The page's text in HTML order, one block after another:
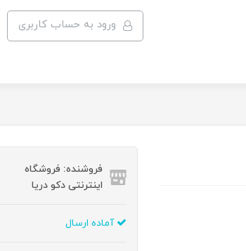
ورود به حساب کاربری
فروشنده: فروشگاه
اینترنتی دکو دریا
آماده ارسال